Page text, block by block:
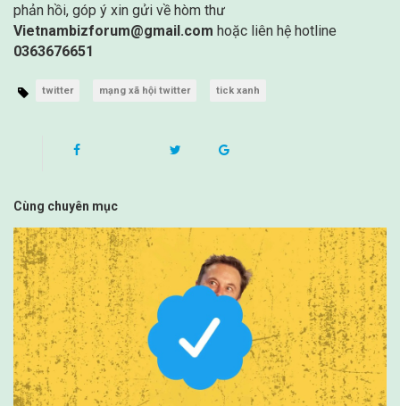
phản hồi, góp ý xin gửi về hòm thư
Vietnambizforum@gmail.com hoặc liên hệ hotline
0363676651
twitter mạng xã hội twitter tick xanh
Cùng chuyên mục